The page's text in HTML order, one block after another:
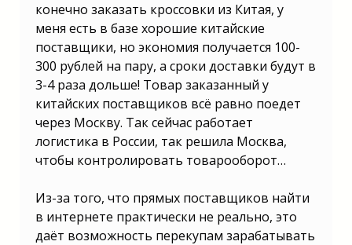
конечно заказать кроссовки из Китая, у
меня есть в базе хорошие китайские
поставщики, но экономия получается 100-
300 рублей на пару, а сроки доставки будут в
3-4 раза дольше! Товар заказанный у
китайских поставщиков всё равно поедет
через Москву. Так сейчас работает
логистика в России, так решила Москва,
чтобы контролировать товарооборот…
Из-за того, что прямых поставщиков найти
в интернете практически не реально, это
даёт возможность перекупам зарабатывать